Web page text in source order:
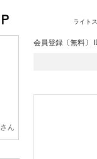
ライト
さん
会員登録〔無料〕